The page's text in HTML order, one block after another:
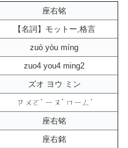
座右铭
【名詞】モットー,格言
zuò yòu míng
zuo4 you4 ming2
ズオ ヨウ ミン
ㄗㄨㄛˋ ㄧㄡˋ ㄇㄧㄥˊ
座右铭
座右銘